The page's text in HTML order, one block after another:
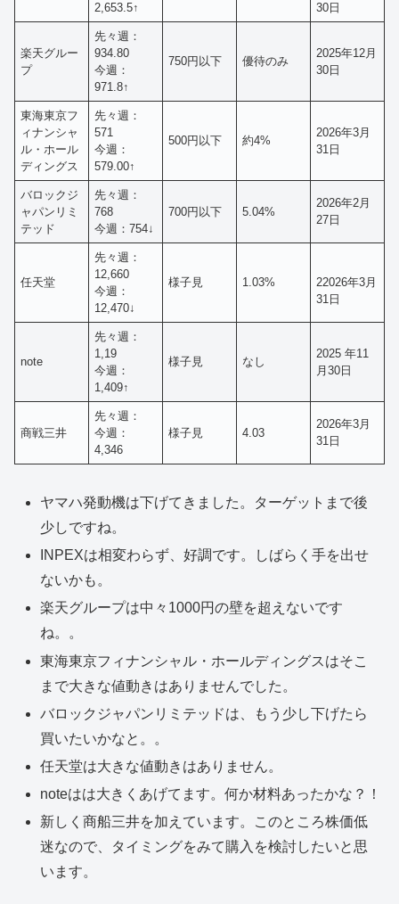
2,653.5↑
30日
楽天グルー
プ
先々週：
934.80
今週：
971.8↑
750円以下 優待のみ
2025年12月
30日
東海東京フ
ィナンシャ
ル・ホール
ディングス
先々週：
571
今週：
579.00↑
500円以下 約4%
2026年3月
31日
バロックジ
ャパンリミ
テッド
先々週：
768
今週：754↓
700円以下 5.04%
2026年2月
27日
任天堂
先々週：
12,660
今週：
12,470↓
様子見 1.03%
22026年3月
31日
note
先々週：
1,19
今週：
1,409↑
様子見 なし
2025 年11
月30日
商戦三井
先々週：
今週：
4,346
様子見 4.03
2026年3月
31日
ヤマハ発動機は下げてきました。ターゲットまで後
少しですね。
INPEXは相変わらず、好調です。しばらく手を出せ
ないかも。
楽天グループは中々1000円の壁を超えないです
ね。。
東海東京フィナンシャル・ホールディングスはそこ
まで大きな値動きはありませんでした。
バロックジャパンリミテッドは、もう少し下げたら
買いたいかなと。。
任天堂は大きな値動きはありません。
noteはは大きくあげてます。何か材料あったかな？！
新しく商船三井を加えています。このところ株価低
迷なので、タイミングをみて購入を検討したいと思
います。